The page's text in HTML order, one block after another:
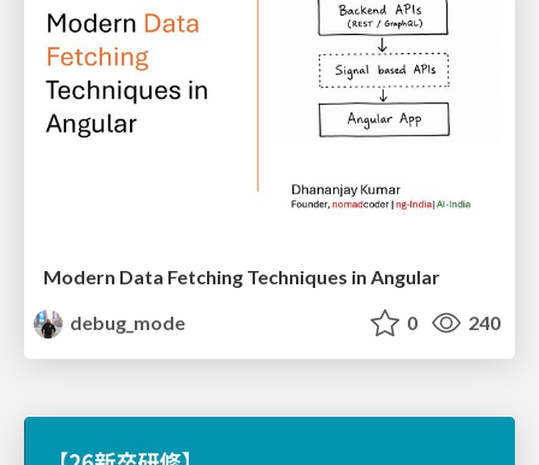
Modern Data Fetching Techniques in Angular
debug_mode
0 240